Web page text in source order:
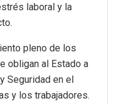
laboral y la
pleno de los
obligan al Estado a
Seguridad en el
y los trabajadores.